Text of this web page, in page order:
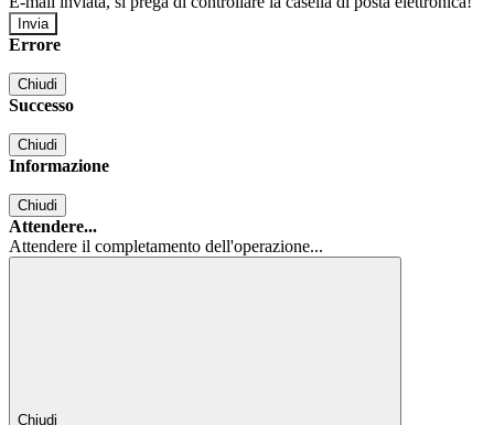
Errore
Chiudi
Successo
Chiudi
Informazione
Chiudi
Attendere...
Attendere il completamento dell'operazione...
Chiudi